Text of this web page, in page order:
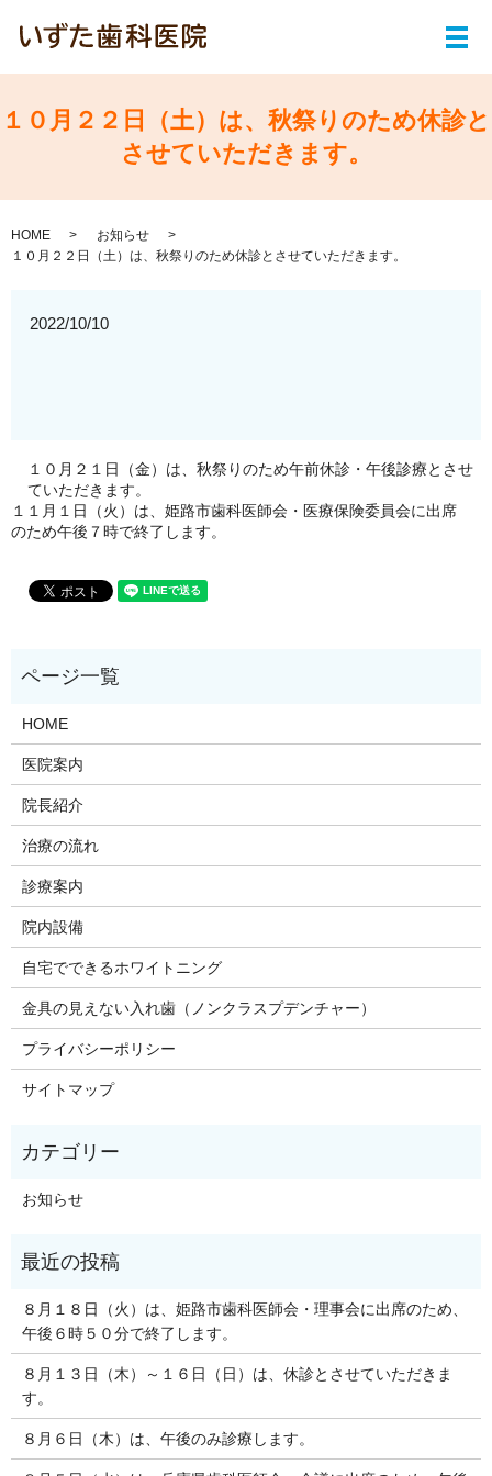
メ
１０月２２日（土）は、秋祭りのため休診と
させていただきます。
HOME
お知らせ
１０月２２日（土）は、秋祭りのため休診とさせていただきます。
2022/10/10
１０月２１日（金）は、秋祭りのため午前休診・午後診療とさせ
ていただきます。
１１月１日（火）は、姫路市歯科医師会・医療保険委員会に出席
のため午後７時で終了します。
HOME
医院案内
院長紹介
治療の流れ
診療案内
院内設備
自宅でできるホワイトニング
金具の見えない入れ歯（ノンクラスプデンチャー）
プライバシーポリシー
サイトマップ
お知らせ
８月１８日（火）は、姫路市歯科医師会・理事会に出席のため、
午後６時５０分で終了します。
８月１３日（木）～１６日（日）は、休診とさせていただきま
す。
８月６日（木）は、午後のみ診療します。